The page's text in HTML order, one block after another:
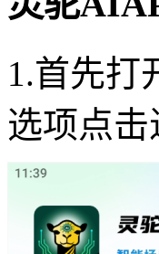
1.首先打
选项点击